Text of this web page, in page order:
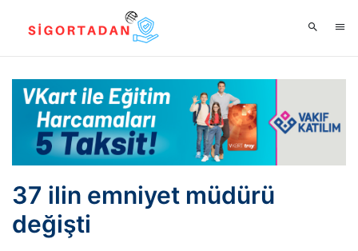
37 ilin emniyet müdürü
değişti